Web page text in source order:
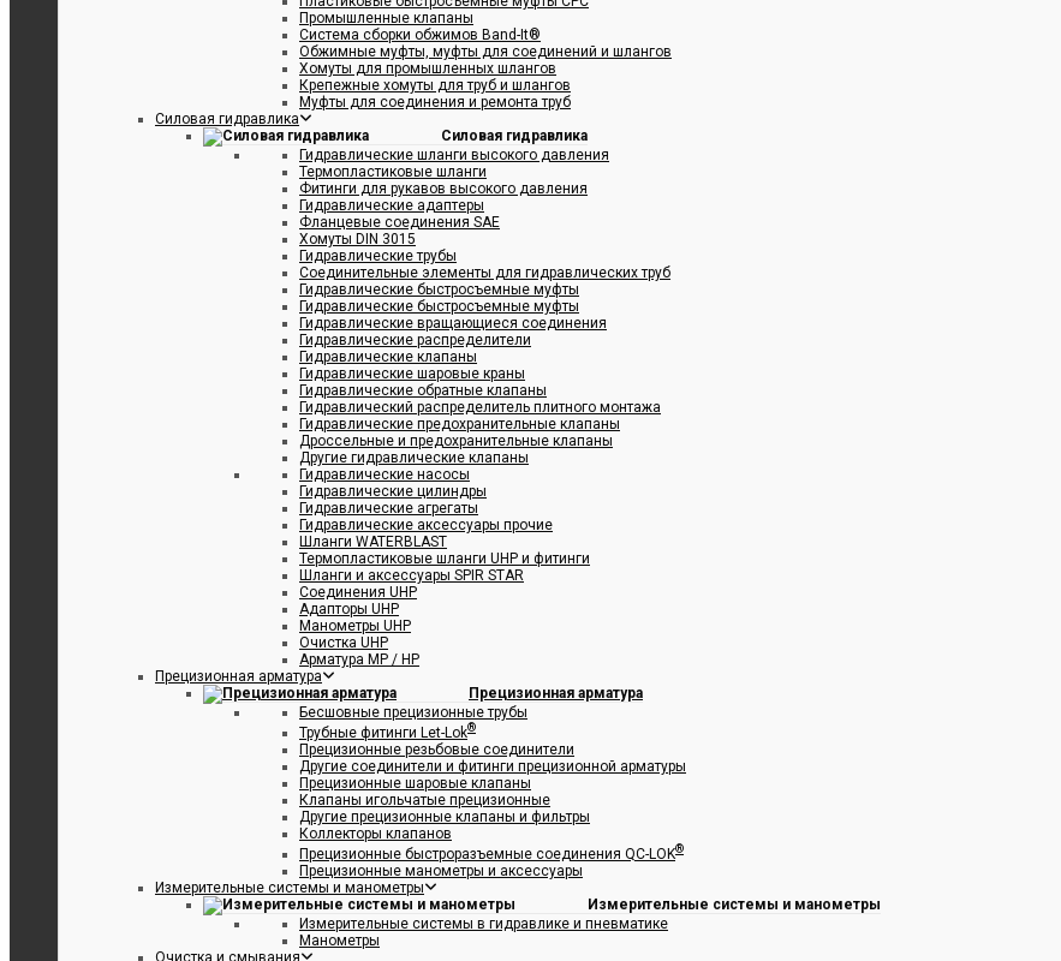
Промышленные клапаны
Система сборки обжимов Band-It®
Обжимные муфты, муфты для соединений и шлангов
Хомуты для промышленных шлангов
Крепежные хомуты для труб и шлангов
Муфты для соединения и ремонта труб
Силовая гидравлика
Силовая гидравлика
Гидравлические шланги высокого давления
Термопластиковые шланги
Фитинги для рукавов высокого давления
Гидравлические адаптеры
Фланцевые соединения SAE
Хомуты DIN 3015
Гидравлические трубы
Соединительные элементы для гидравлических труб
Гидравлические быстросъемные муфты
Гидравлические быстросъемные муфты
Гидравлические вращающиеся соединения
Гидравлические распределители
Гидравлические клапаны
Гидравлические шаровые краны
Гидравлические обратные клапаны
Гидравлический распределитель плитного монтажа
Гидравлические предохранительные клапаны
Дроссельные и предохранительные клапаны
Другие гидравлические клапаны
Гидравлические насосы
Гидравлические цилиндры
Гидравлические агрегаты
Гидравлические аксессуары прочие
Шланги WATERBLAST
Термопластиковые шланги UHP и фитинги
Шланги и аксессуары SPIR STAR
Соединения UHP
Адапторы UHP
Манометры UHP
Очистка UHP
Арматура MP / HP
Прецизионная арматура
Прецизионная арматура
Бесшовные прецизионные трубы
Трубные фитинги Let-Lok®
Прецизионные резьбовые соединители
Другие соединители и фитинги прецизионной арматуры
Прецизионные шаровые клапаны
Клапаны игольчатые прецизионные
Другие прецизионные клапаны и фильтры
Коллекторы клапанов
Прецизионные быстроразъемные соединения QC-LOK®
Прецизионные манометры и аксессуары
Измерительные системы и манометры
Измерительные системы и манометры
Измерительные системы в гидравлике и пневматике
Манометры
Очистка и смывания